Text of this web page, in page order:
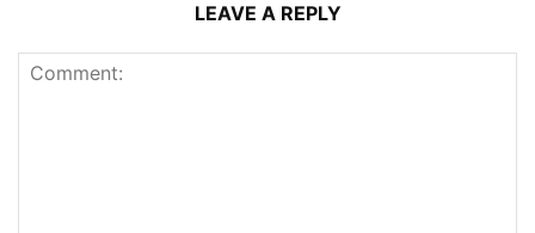
LEAVE A REPLY